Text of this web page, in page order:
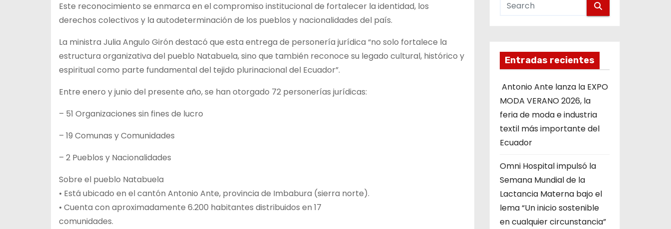
Este reconocimiento se enmarca en el compromiso institucional de fortalecer la identidad, los
derechos colectivos y la autodeterminación de los pueblos y nacionalidades del país.
La ministra Julia Angulo Girón destacó que esta entrega de personería jurídica “no solo fortalece la
estructura organizativa del pueblo Natabuela, sino que también reconoce su legado cultural, histórico y
espiritual como parte fundamental del tejido plurinacional del Ecuador”.
Entre enero y junio del presente año, se han otorgado 72 personerías jurídicas:
– 51 Organizaciones sin fines de lucro
– ⁠19 Comunas y Comunidades
– ⁠2 Pueblos y Nacionalidades
Sobre el pueblo Natabuela
• Está ubicado en el cantón Antonio Ante, provincia de Imbabura (sierra norte).
• Cuenta con aproximadamente 6.200 habitantes distribuidos en 17
comunidades.
Entradas recientes
Antonio Ante lanza la EXPO
MODA VERANO 2026, la
feria de moda e industria
textil más importante del
Ecuador
Omni Hospital impulsó la
Semana Mundial de la
Lactancia Materna bajo el
lema “Un inicio sostenible
en cualquier circunstancia”